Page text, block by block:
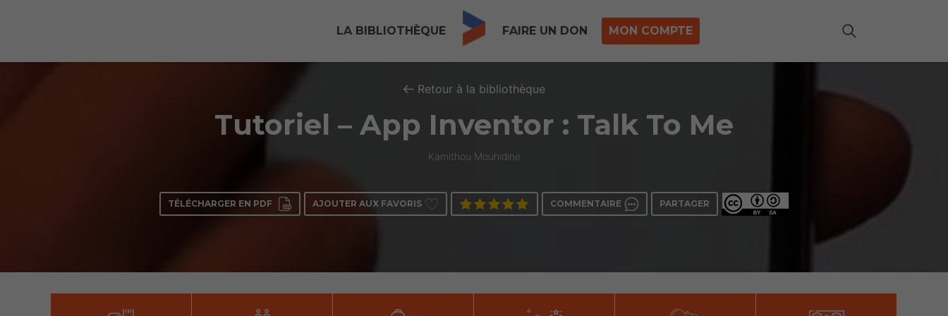
LA BIBLIOTHÈQUE FAIRE UN DON MON COMPTE
Retour à la bibliothèque
Tutoriel – App Inventor : Talk To Me
Kamithou Mouhidine
TÉLÉCHARGER EN PDF AJOUTER AUX FAVORIS COMMENTAIRE PARTAGER